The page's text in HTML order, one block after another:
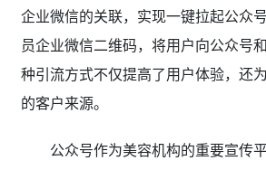
企业微信的关联，实现一键拉起公众
员企业微信二维码，将用户向公众号
种引流方式不仅提高了用户体验，还
的客户来源。
公众号作为美容机构的重要宣传